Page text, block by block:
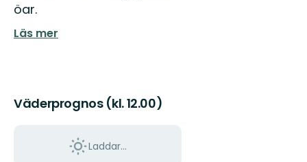
öar.
Läs mer
Väderprognos (kl. 12.00)
Laddar...